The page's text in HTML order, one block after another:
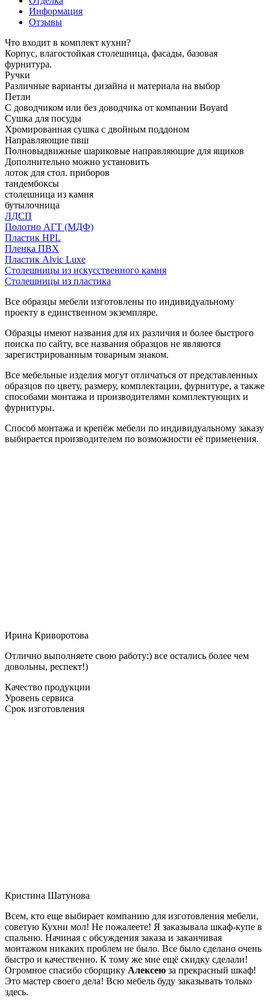
Информация
Отзывы
Что входит в комплект кухни?
Корпус, влагостойкая столешница, фасады, базовая
фурнитура.
Ручки
Различные варианты дизайна и материала на выбор
Петли
С доводчиком или без доводчика от компании Boyard
Сушка для посуды
Хромированная сушка с двойным поддоном
Направляющие пвш
Полновыдвижные шариковые направляющие для ящиков
Дополнительно можно установить
лоток для стол. приборов
тандембоксы
столешница из камня
бутылочница
ЛДСП
Полотно АГТ (МДФ)
Пластик HPL
Пленка ПВХ
Пластик Alvic Luxe
Столешницы из искусственного камня
Столешницы из пластика
Все образцы мебели изготовлены по индивидуальному
проекту в единственном экземпляре.
Образцы имеют названия для их различия и более быстрого
поиска по сайту, все названия образцов не являются
зарегистрированным товарным знаком.
Все мебельные изделия могут отличаться от представленных
образцов по цвету, размеру, комплектации, фурнитуре, а также
способами монтажа и производителями комплектующих и
фурнитуры.
Способ монтажа и крепёж мебели по индивидуальному заказу
выбирается производителем по возможности её применения.
Ирина Криворотова
Отлично выполняете свою работу:) все остались более чем
довольны, респект!)
Качество продукции
Уровень сервиса
Срок изготовления
Кристина Шатунова
Всем, кто еще выбирает компанию для изготовления мебели,
советую Кухни мол! Не пожалеете! Я заказывала шкаф-купе в
спальню. Начиная с обсуждения заказа и заканчивая
монтажом никаких проблем не было. Все было сделано очень
быстро и качественно. К тому же мне ещё скидку сделали!
Огромное спасибо сборщику Алексею за прекрасный шкаф!
Это мастер своего дела! Всю мебель буду заказывать только
здесь.